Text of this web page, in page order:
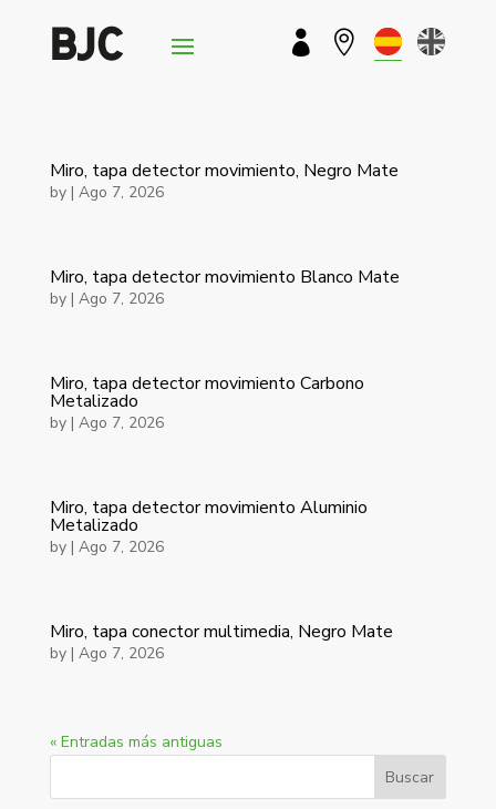
 
Miro, tapa detector movimiento, Negro Mate
by | Ago 7, 2026
Miro, tapa detector movimiento Blanco Mate
by | Ago 7, 2026
Miro, tapa detector movimiento Carbono
Metalizado
by | Ago 7, 2026
Miro, tapa detector movimiento Aluminio
Metalizado
by | Ago 7, 2026
Miro, tapa conector multimedia, Negro Mate
by | Ago 7, 2026
« Entradas más antiguas
Buscar